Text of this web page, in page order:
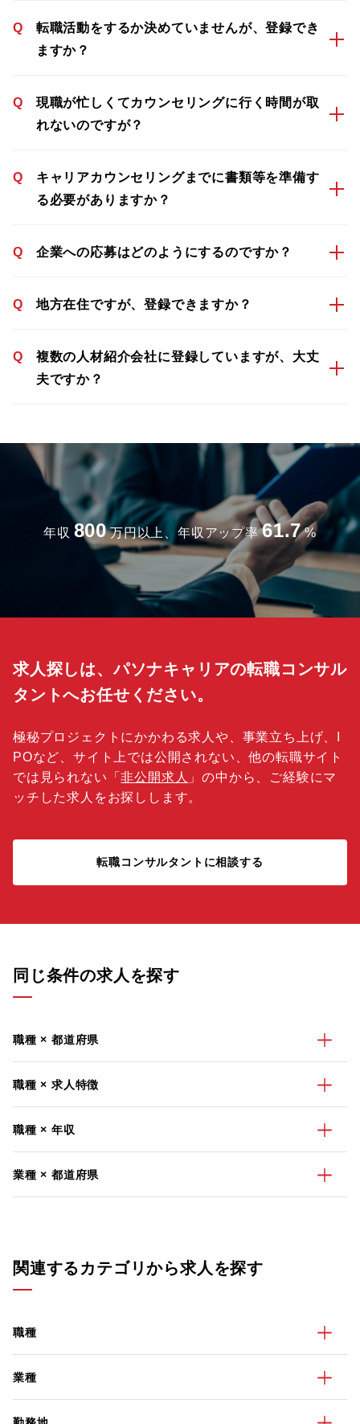
Q
転職活動をするか決めていませんが、登録でき
ますか？
Q
現職が忙しくてカウンセリングに行く時間が取
れないのですが？
Q
キャリアカウンセリングまでに書類等を準備す
る必要がありますか？
Q 企業への応募はどのようにするのですか？
Q 地方在住ですが、登録できますか？
Q
複数の人材紹介会社に登録していますが、大丈
夫ですか？
年収 800 万円以上、年収アップ率 61.7 %
求人探しは、パソナキャリアの転職コンサル
タントへお任せください。
極秘プロジェクトにかかわる求人や、事業立ち上げ、I
POなど、サイト上では公開されない、他の転職サイト
では見られない「非公開求人 」の中から、ご経験にマ
ッチした求人をお探しします。
転職コンサルタントに相談する
同じ条件の求人を探す
職種 × 都道府県
職種 × 求人特徴
職種 × 年収
業種 × 都道府県
関連するカテゴリから求人を探す
職種
業種